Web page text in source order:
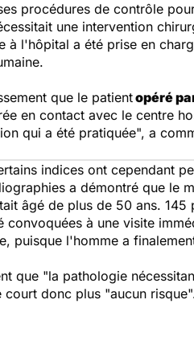
procédures de contrôle
une intervention
à l'hôpital a été prise en
que le patientopéré
en contact avec le centre
qui a été pratiquée", a
indices ont cependant
a démontré que le
âgé de plus de 50 ans. 145
à une visite
puisque l'homme a
que "la pathologie
court donc plus "aucun